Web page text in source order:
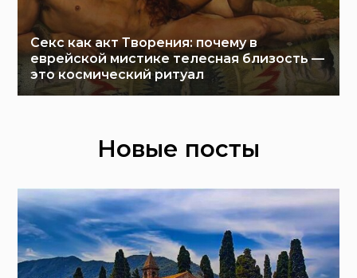
Секс как акт Творения: почему в
еврейской мистике телесная близость —
это космический ритуал
Новые посты